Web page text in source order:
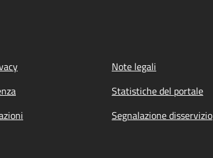
Note legali
Statistiche del portale
Segnalazione disservizio